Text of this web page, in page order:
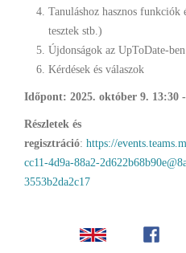
Tanuláshoz hasznos
tesztek stb.)
Újdonságok az UpToDate-ben
Kérdések és válaszok
Időpont: 2025. október 9. 13:30
Részletek és
regisztráció: https://
cc11-4d9a-88a2-
3553b2da2c17